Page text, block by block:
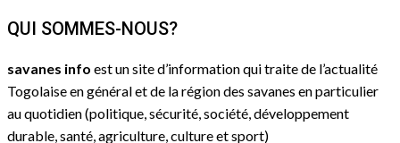
QUI SOMMES-NOUS?
savanes info est un site d’information qui traite de l’actualité
Togolaise en général et de la région des savanes en particulier
au quotidien (politique, sécurité, société, développement
durable, santé, agriculture, culture et sport)